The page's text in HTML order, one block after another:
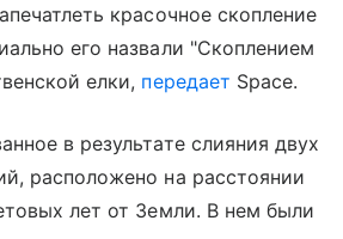
красочное скопление
его назвали "Скоплением
елки, передает Space.
в результате слияния двух
расположено на расстоянии
лет от Земли. В нем были